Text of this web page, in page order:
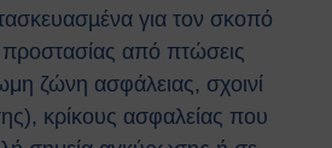
για τον σκοπό
από πτώσεις
ζώνη ασφάλειας, σχοινί
κρίκους ασφαλείας που